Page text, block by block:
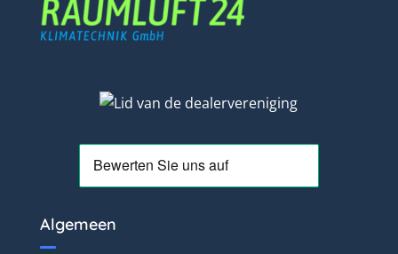
Algemeen